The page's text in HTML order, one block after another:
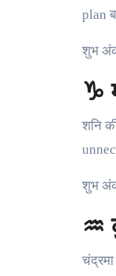
plan
शुभ
♑
शनि
शुभ
♒